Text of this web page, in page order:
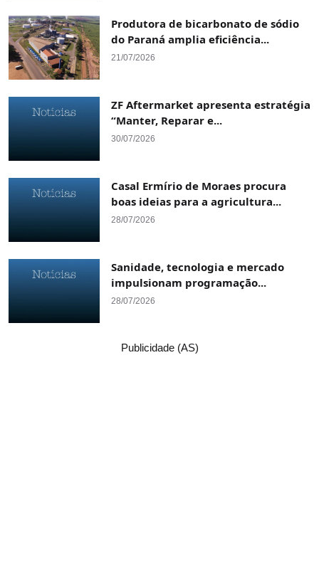
Produtora de bicarbonato de sódio
do Paraná amplia eficiência...
21/07/2026
ZF Aftermarket apresenta estratégia
“Manter, Reparar e...
30/07/2026
Casal Ermírio de Moraes procura
boas ideias para a agricultura...
28/07/2026
Sanidade, tecnologia e mercado
impulsionam programação...
28/07/2026
Publicidade (AS)